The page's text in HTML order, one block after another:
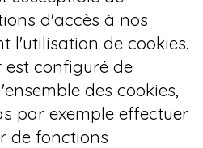
d'accès à nos
l'utilisation de cookies.
configuré de
des cookies,
par exemple effectuer
de fonctions